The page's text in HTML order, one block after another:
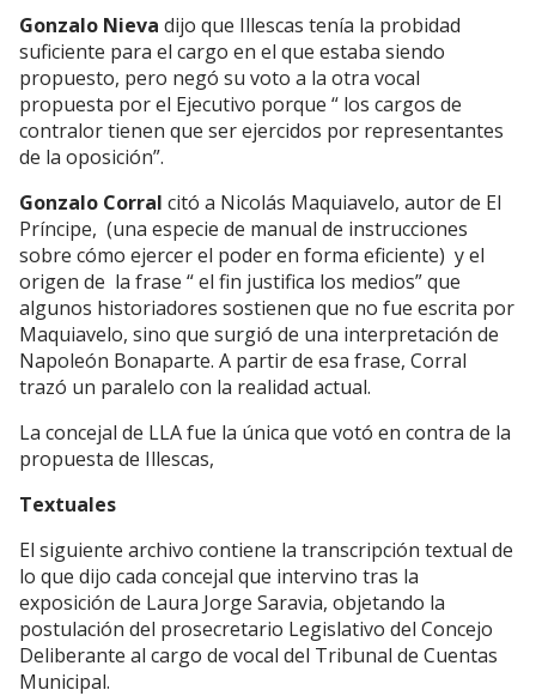
Gonzalo Nieva dijo que Illescas tenía la probidad
suficiente para el cargo en el que estaba siendo
propuesto, pero negó su voto a la otra vocal
propuesta por el Ejecutivo porque “ los cargos de
contralor tienen que ser ejercidos por representantes
de la oposición”.
Gonzalo Corral citó a Nicolás Maquiavelo, autor de El
Príncipe, (una especie de manual de instrucciones
sobre cómo ejercer el poder en forma eficiente) y el
origen de la frase “ el fin justifica los medios” que
algunos historiadores sostienen que no fue escrita por
Maquiavelo, sino que surgió de una interpretación de
Napoleón Bonaparte. A partir de esa frase, Corral
trazó un paralelo con la realidad actual.
La concejal de LLA fue la única que votó en contra de la
propuesta de Illescas,
Textuales
El siguiente archivo contiene la transcripción textual de
lo que dijo cada concejal que intervino tras la
exposición de Laura Jorge Saravia, objetando la
postulación del prosecretario Legislativo del Concejo
Deliberante al cargo de vocal del Tribunal de Cuentas
Municipal.